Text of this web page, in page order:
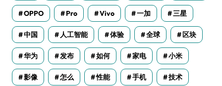
OPPO Pro Vivo 一加 三星
中国 人工智能 体验 全球 区块
华为 发布 如何 家电 小米
影像 怎么 性能 手机 技术